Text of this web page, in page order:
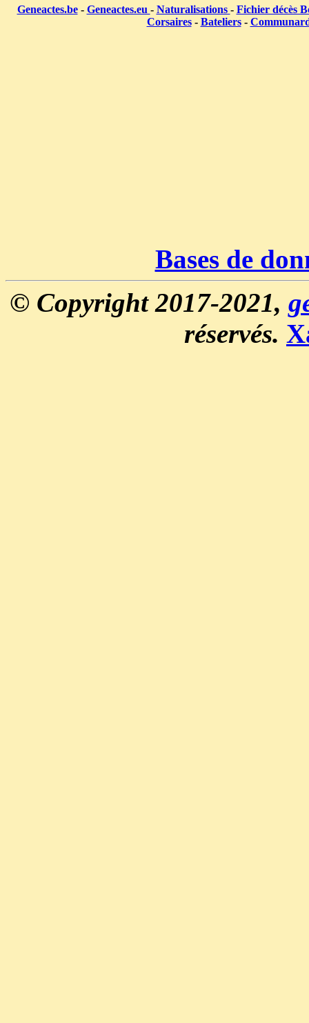
Geneactes.be- Geneactes.eu - Naturalisations - Fichier décès
Corsaires- Bateliers-
Bases de
© Copyright 2017-2021,
réservés.